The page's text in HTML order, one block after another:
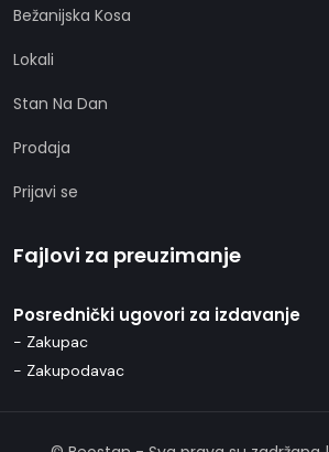
Bežanijska Kosa
Lokali
Stan Na Dan
Prodaja
Prijavi se
Fajlovi za preuzimanje
Posrednički ugovori za izdavanje
- Zakupac
- Zakupodavac